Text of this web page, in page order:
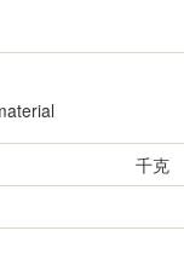
千克